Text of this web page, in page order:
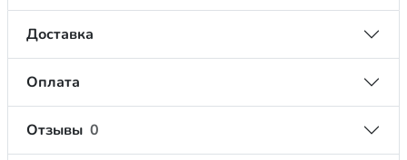
Доставка
Оплата
Отзывы 0